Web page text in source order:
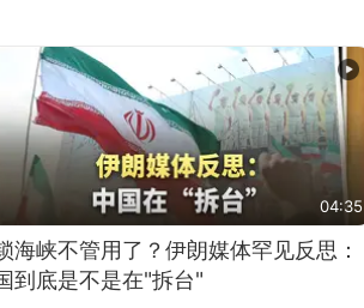
04:35
海峡不管用了？伊朗媒体罕见反思：
到底是不是在"拆台"